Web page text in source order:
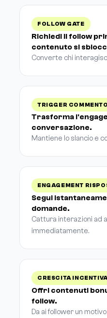
FOLLOW GATE
Richiedi il follow
contenuto si
Converte chi
TRIGGER
Trasforma
conversazione.
Mantiene lo slancio e
ENGAGEMENT
Segui
domande.
Cattura interazioni ad
immediatamente.
CRESCITA
Offri contenuti
follow.
Da ai follower un